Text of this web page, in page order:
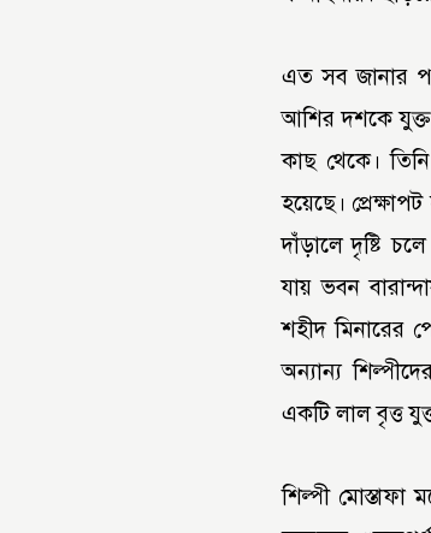
এত সব জানার
আশির দশকে যুক্ত
কাছ থেকে।
হয়েছে।
দাঁড়ালে দৃষ্টি
যায় ভবন
শহীদ মিনারের
অন্যান্য
একটি লাল বৃত্ত
শিল্পী